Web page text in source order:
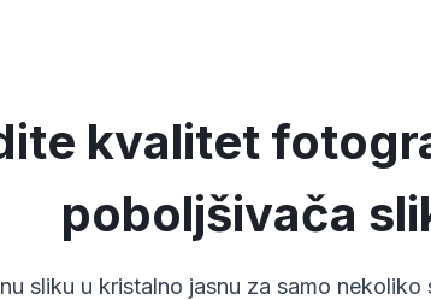
kvalitet
poboljšivača
sliku u kristalno jasnu za samo